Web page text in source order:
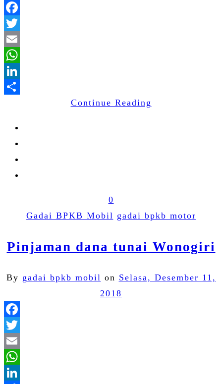
Share
Continue Reading
0
Gadai BPKB Mobil gadai bpkb motor
Pinjaman dana tunai Wonogiri
By gadai bpkb mobil on Selasa, Desember 11,
2018